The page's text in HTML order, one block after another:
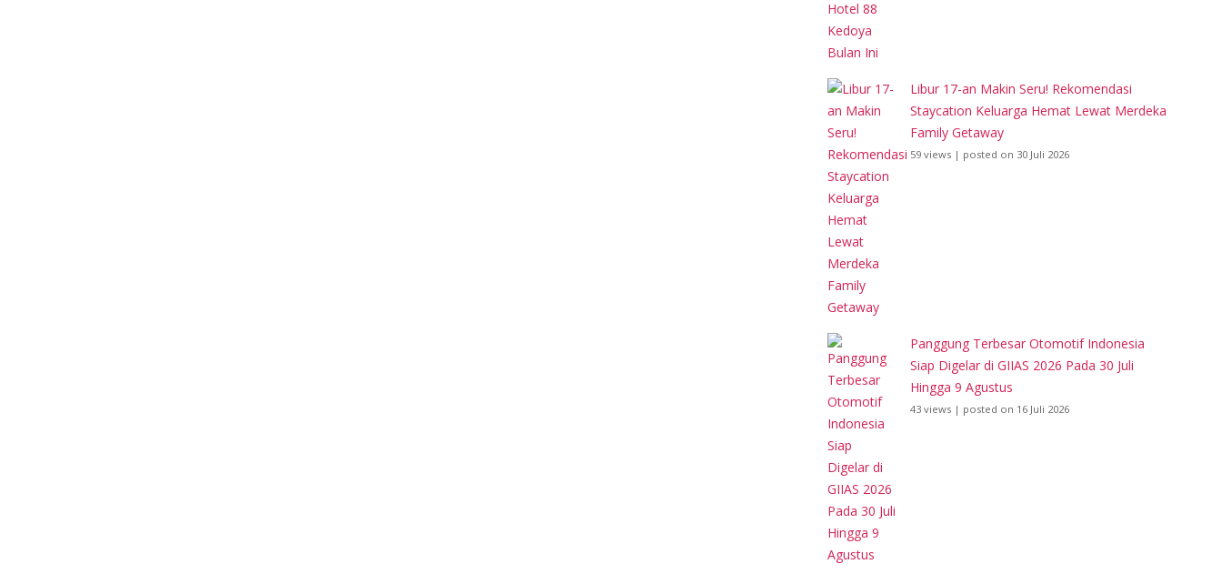
Libur 17-an Makin Seru! Rekomendasi
Staycation Keluarga Hemat Lewat Merdeka
Family Getaway
59 views | posted on 30 Juli 2026
Panggung Terbesar Otomotif Indonesia
Siap Digelar di GIIAS 2026 Pada 30 Juli
Hingga 9 Agustus
43 views | posted on 16 Juli 2026